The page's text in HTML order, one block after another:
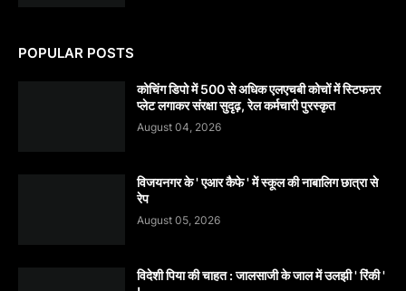
POPULAR POSTS
कोचिंग डिपो में 500 से अधिक एलएचबी कोचों में स्टिफऩर
प्लेट लगाकर संरक्षा सुदृढ़, रेल कर्मचारी पुरस्कृत
August 04, 2026
विजयनगर के ' एआर कैफे ' में स्कूल की नाबालिग छात्रा से
रेप
August 05, 2026
विदेशी पिया की चाहत : जालसाजी के जाल में उलझी ' रिंकी '